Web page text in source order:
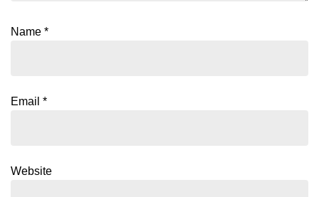
Name *
Email *
Website